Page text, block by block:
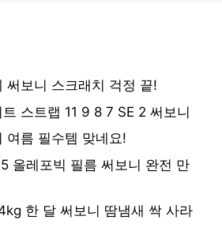
써보니 스크래치 걱정 끝!
스트랩 11 9 8 7 SE 2 써보니
여름 필수템 맞네요!
올레포빅 필름 써보니 완전 만
한 달 써보니 땀냄새 싹 사라